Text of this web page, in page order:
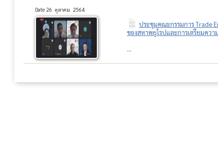
Date 26 ตุลาคม 2564
ประชุมคณะกรรมการ Trade
ของสหาพยุโรปและการเตรียมคว
...